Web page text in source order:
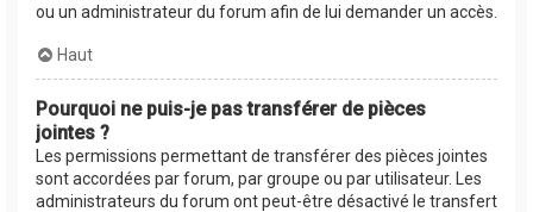
ou un administrateur du forum afin de lui demander un accès.
Haut
Pourquoi ne puis-je pas transférer de pièces
jointes ?
Les permissions permettant de transférer des pièces jointes
sont accordées par forum, par groupe ou par utilisateur. Les
administrateurs du forum ont peut-être désactivé le transfert